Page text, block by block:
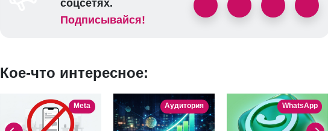
соцсетях.
Подписывайся!
Кое-что интересное:
Meta Аудитория WhatsApp